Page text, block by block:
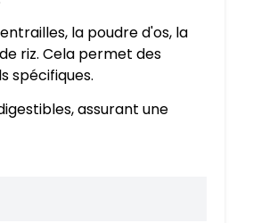
la poudre d'os, la
riz. Cela permet des
spécifiques.
assurant une